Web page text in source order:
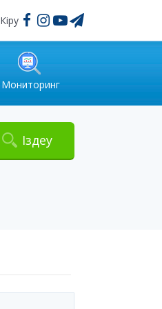
Кіру
Мониторинг
Іздеу